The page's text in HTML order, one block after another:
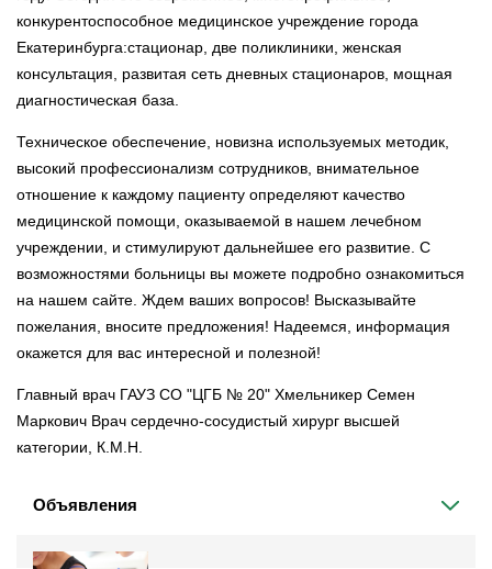
конкурентоспособное медицинское учреждение города
Екатеринбурга:стационар, две поликлиники, женская
консультация, развитая сеть дневных стационаров, мощная
диагностическая база.
Техническое обеспечение, новизна используемых методик,
высокий профессионализм сотрудников, внимательное
отношение к каждому пациенту определяют качество
медицинской помощи, оказываемой в нашем лечебном
учреждении, и стимулируют дальнейшее его развитие. С
возможностями больницы вы можете подробно ознакомиться
на нашем сайте. Ждем ваших вопросов! Высказывайте
пожелания, вносите предложения! Надеемся, информация
окажется для вас интересной и полезной!
Главный врач ГАУЗ СО "ЦГБ № 20" Хмельникер Семен
Маркович Врач сердечно-сосудистый хирург высшей
категории, К.М.Н.
Объявления